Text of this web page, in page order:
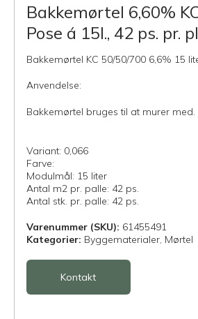
Bakkemørtel 6,60%
Pose á 15l., 42 ps. pr.
Bakkemørtel KC 50/50/700 6,6% 15
Anvendelse:
Bakkemørtel bruges til at murer med.
Variant: 0,066
Farve:
Modulmål: 15 liter
Antal m2 pr. palle: 42 ps.
Antal stk. pr. palle: 42 ps.
Varenummer (SKU): 61455491
Kategorier: Byggematerialer, Mørtel
Kontakt